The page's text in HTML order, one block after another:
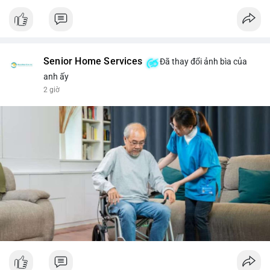
Senior Home Services
Đã thay đổi ảnh bìa của
anh ấy
2 giờ